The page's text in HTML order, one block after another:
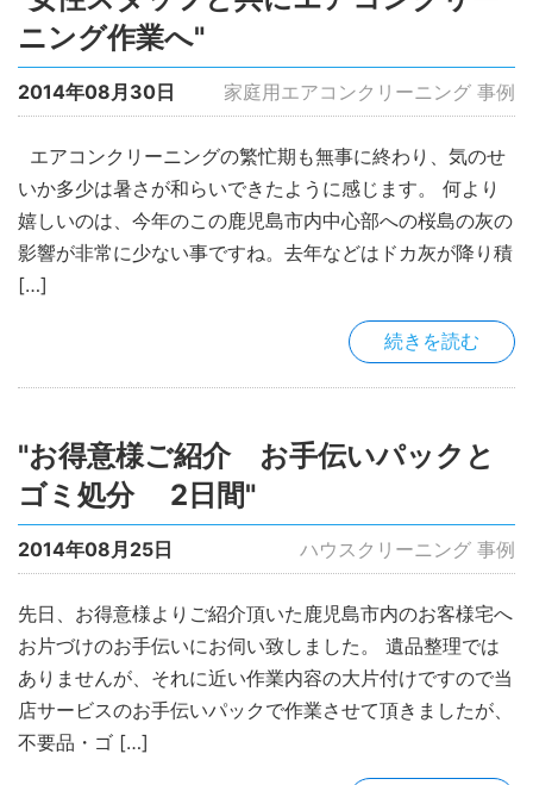
ニング作業へ"
2014年08月30日 家庭用エアコンクリーニング 事例
エアコンクリーニングの繁忙期も無事に終わり、気のせ
いか多少は暑さが和らいできたように感じます。 何より
嬉しいのは、今年のこの鹿児島市内中心部への桜島の灰の
影響が非常に少ない事ですね。去年などはドカ灰が降り積
[…]
続きを読む
"お得意様ご紹介 お手伝いパックと
ゴミ処分 2日間"
2014年08月25日 ハウスクリーニング 事例
先日、お得意様よりご紹介頂いた鹿児島市内のお客様宅へ
お片づけのお手伝いにお伺い致しました。 遺品整理では
ありませんが、それに近い作業内容の大片付けですので当
店サービスのお手伝いパックで作業させて頂きましたが、
不要品・ゴ […]